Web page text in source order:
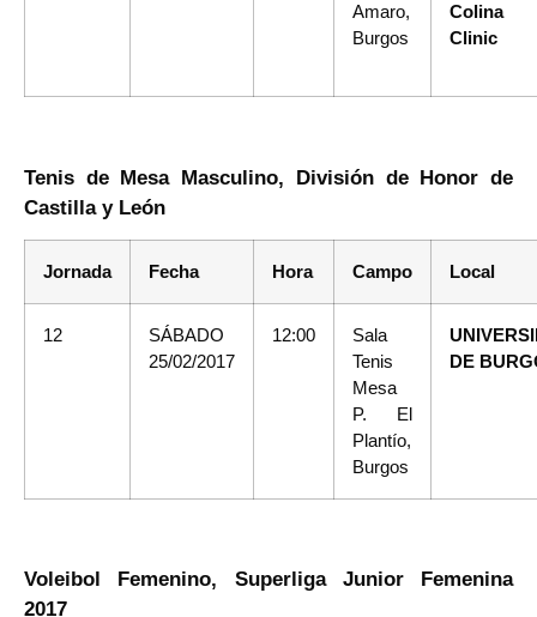
Amaro,
Burgos
Colina
Clinic
Tenis de Mesa Masculino, División de Honor de
Castilla y León
Jornada Fecha Hora Campo Local
12
SÁBADO
25/02/2017
12:00
Sala
Tenis
Mesa
P. El
Plantío,
Burgos
DE
Voleibol Femenino, Superliga Junior Femenina
2017